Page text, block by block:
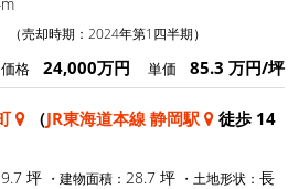
（売却時期：2024年第1四半期）
格 24,000万円 単価 85.3 万円/坪
（JR東海道本線 静岡駅
徒歩 14
坪 ・建物面積： 28.7 坪 ・土地形状： 長